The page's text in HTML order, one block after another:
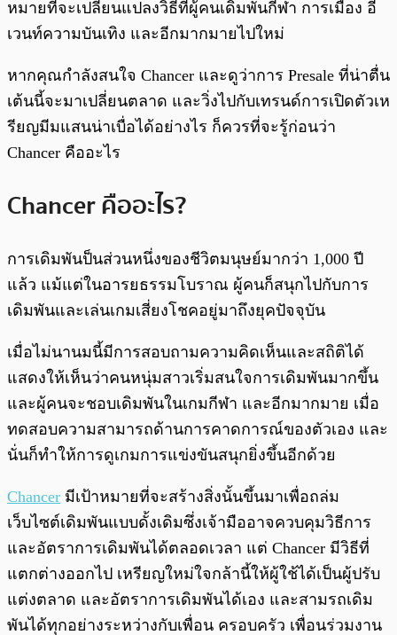
หมายที่จะเปลี่ยนแปลงวิธีที่ผู้คนเดิมพันกีฬา การเมือง อี
เวนท์ความบันเทิง และอีกมากมายไปใหม่
หากคุณกำลังสนใจ Chancer และดูว่าการ Presale ที่น่าตื่น
เต้นนี้จะมาเปลี่ยนตลาด และวิ่งไปกับเทรนด์การเปิดตัวเห
รียญมีมแสนน่าเบื่อได้อย่างไร ก็ควรที่จะรู้ก่อนว่า
Chancer คืออะไร
Chancer คืออะไร?
การเดิมพันป็นส่วนหนึ่งของชีวิตมนุษย์มากว่า 1,000 ปี
แล้ว แม้แต่ในอารยธรรมโบราณ ผู้คนก็สนุกไปกับการ
เดิมพันและเล่นเกมเสี่ยงโชคอยู่มาถึงยุคปัจจุบัน
เมื่อไม่นานมนี้มีการสอบถามความคิดเห็นและสถิติได้
แสดงให้เห็นว่าคนหนุ่มสาวเริ่มสนใจการเดิมพันมากขึ้น
และผู้คนจะชอบเดิมพันในเกมกีฬา และอีกมากมาย เมื่อ
ทดสอบความสามารถด้านการคาดการณ์ของตัวเอง และ
นั่นก็ทำให้การดูเกมการแข่งขันสนุกยิ่งขึ้นอีกด้วย
Chancer มีเป้าหมายที่จะสร้างสิ่งนั้นขึ้นมาเพื่อถล่ม
เว็บไซต์เดิมพันแบบดั้งเดิมซึ่งเจ้ามืออาจควบคุมวิธีการ
และอัตราการเดิมพันได้ตลอดเวลา แต่ Chancer มีวิธีที่
แตกต่างออกไป เหรียญใหม่ใจกล้านี้ให้ผู้ใช้ได้เป็นผู้ปรับ
แต่งตลาด และอัตราการเดิมพันได้เอง และสามรถเดิม
พันได้ทุกอย่างระหว่างกับเพื่อน ครอบครัว เพื่อนร่วมงาน